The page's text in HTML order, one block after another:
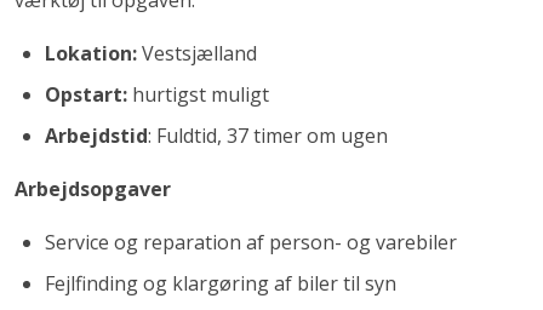
Lokation:Vestsjælland
Opstart: hurtigst muligt
Arbejdstid: Fuldtid, 37 timer om ugen
Arbejdsopgaver
Service og reparation af person- og varebiler
Fejlfinding og klargøring af biler til syn